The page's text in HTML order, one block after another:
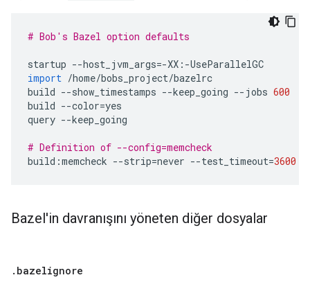
# Bob's Bazel option defaults
startup --host_jvm_args=-XX : -UseParallelGC
import /home/bobs_project/bazelrc
build --show_timestamps --keep_going -- jobs 600
build --color=yes
query --keep_going
# Definition of --config=memcheck
build :memcheck --strip=never --test_timeout=3600
Bazel'in davranışını yöneten diğer dosyalar
. bazelignore